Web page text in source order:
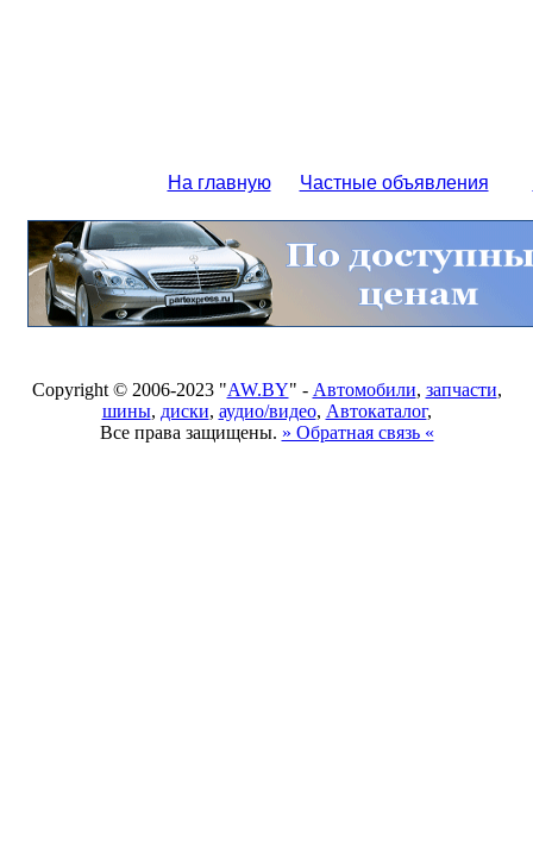
На главную Частные объявления
Copyright © 2006-2023 "AW.BY" - Автомобили, запчасти,
шины, диски, аудио/видео, Автокаталог,
Все права защищены. » Обратная связь «